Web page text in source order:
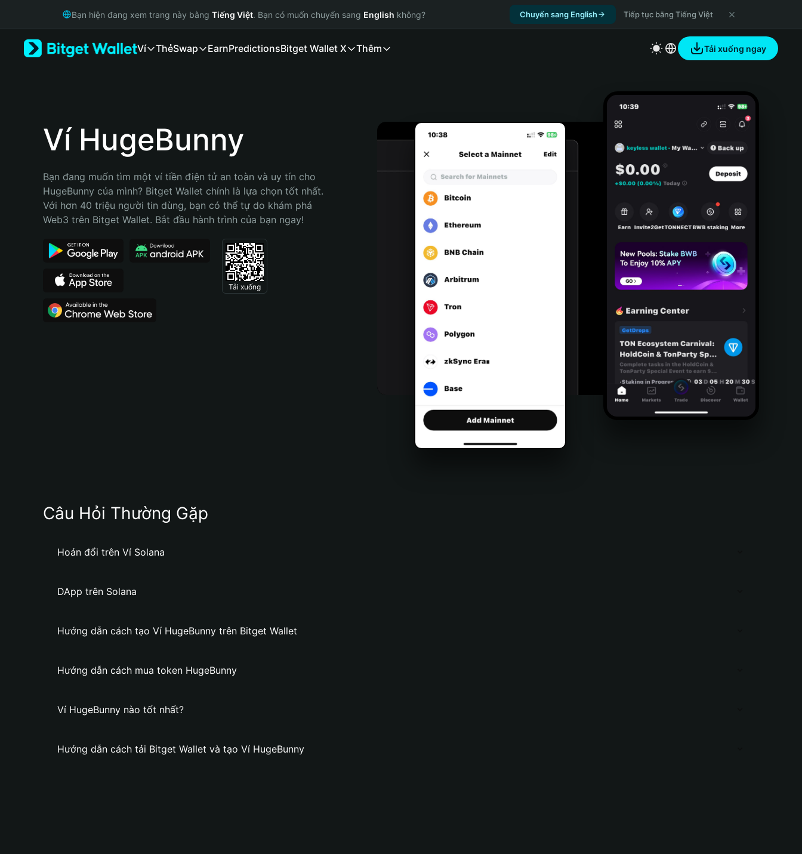
Русский
Bahasa Indonesia
Português (Brasil)
Bạn hiện đang xem trang này bằng Tiếng Việt. Bạn có muốn chuyển sang English không? Chuyển sang English Tiếp tục bằng Tiếng Việt
Ví ThẻSwap EarnPredictionsBitget Wallet X Thêm Tải xuống ngay
Ví HugeBunny
Bạn đang muốn tìm một ví tiền điện tử an toàn và uy tín cho
HugeBunny của mình? Bitget Wallet chính là lựa chọn tốt nhất.
Với hơn 40 triệu người tin dùng, bạn có thể tự do khám phá
Web3 trên Bitget Wallet. Bắt đầu hành trình của bạn ngay!
Tải xuống
Câu Hỏi Thường Gặp
Hoán đổi trên Ví Solana
DApp trên Solana
Hướng dẫn cách tạo Ví HugeBunny trên Bitget Wallet
Hướng dẫn cách mua token HugeBunny
Ví HugeBunny nào tốt nhất?
Hướng dẫn cách tải Bitget Wallet và tạo Ví HugeBunny